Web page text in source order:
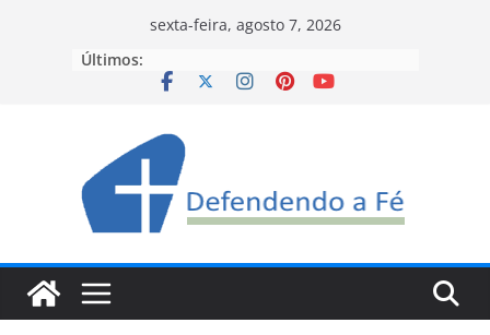
sexta-feira, agosto 7, 2026
Últimos: